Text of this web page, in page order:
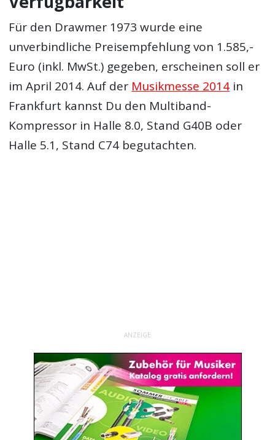
Für den Drawmer 1973 wurde eine
unverbindliche Preisempfehlung von 1.585,-
Euro (inkl. MwSt.) gegeben, erscheinen soll er
im April 2014. Auf der Musikmesse 2014 in
Frankfurt kannst Du den Multiband-
Kompressor in Halle 8.0, Stand G40B oder
Halle 5.1, Stand C74 begutachten.
ANZEIGE